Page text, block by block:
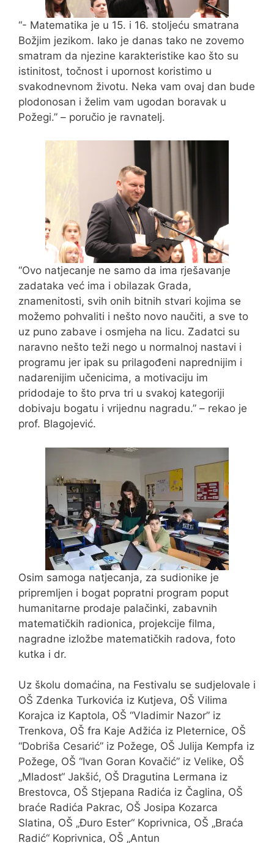
“- Matematika je u 15. i 16. stoljeću smatrana
Božjim jezikom. Iako je danas tako ne zovemo
smatram da njezine karakteristike kao što su
istinitost, točnost i upornost koristimo u
svakodnevnom životu. Neka vam ovaj dan bude
plodonosan i želim vam ugodan boravak u
Požegi.” – poručio je ravnatelj.
“Ovo natjecanje ne samo da ima rješavanje
zadataka već ima i obilazak Grada,
znamenitosti, svih onih bitnih stvari kojima se
možemo pohvaliti i nešto novo naučiti, a sve to
uz puno zabave i osmjeha na licu. Zadatci su
naravno nešto teži nego u normalnoj nastavi i
programu jer ipak su prilagođeni naprednijim i
nadarenijim učenicima, a motivaciju im
pridodaje to što prva tri u svakoj kategoriji
dobivaju bogatu i vrijednu nagradu.” – rekao je
prof. Blagojević.
Osim samoga natjecanja, za sudionike je
pripremljen i bogat popratni program poput
humanitarne prodaje palačinki, zabavnih
matematičkih radionica, projekcije filma,
nagradne izložbe matematičkih radova, foto
kutka i dr.
Uz školu domaćina, na Festivalu se sudjelovale i
OŠ Zdenka Turkovića iz Kutjeva, OŠ Vilima
Korajca iz Kaptola, OŠ “Vladimir Nazor” iz
Trenkova, OŠ fra Kaje Adžića iz Pleternice, OŠ
“Dobriša Cesarić” iz Požege, OŠ Julija Kempfa iz
Požege, OŠ “Ivan Goran Kovačić” iz Velike, OŠ
„Mladost“ Jakšić, OŠ Dragutina Lermana iz
Brestovca, OŠ Stjepana Radića iz Čaglina, OŠ
braće Radića Pakrac, OŠ Josipa Kozarca
Slatina, OŠ „Đuro Ester“ Koprivnica, OŠ „Braća
Radić“ Koprivnica, OŠ „Antun